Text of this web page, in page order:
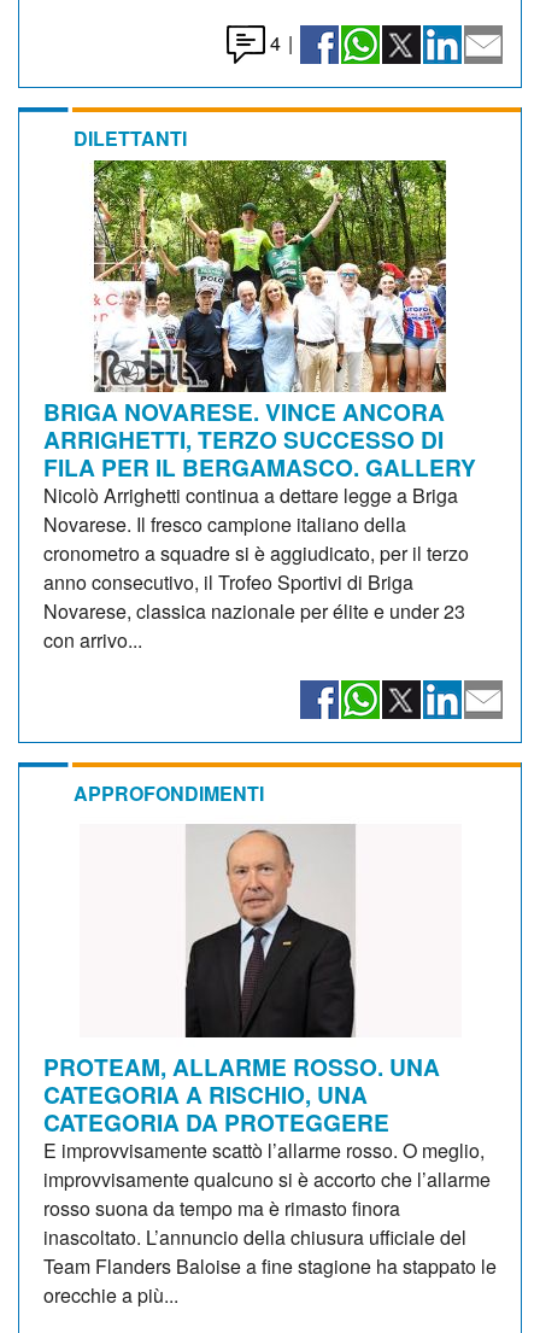
4 |
DILETTANTI
BRIGA NOVARESE. VINCE ANCORA
ARRIGHETTI, TERZO SUCCESSO DI
FILA PER IL BERGAMASCO. GALLERY
Nicolò Arrighetti continua a dettare legge a Briga
Novarese. Il fresco campione italiano della
cronometro a squadre si è aggiudicato, per il terzo
anno consecutivo, il Trofeo Sportivi di Briga
Novarese, classica nazionale per élite e under 23
con arrivo...
APPROFONDIMENTI
PROTEAM, ALLARME ROSSO. UNA
CATEGORIA A RISCHIO, UNA
CATEGORIA DA PROTEGGERE
E improvvisamente scattò l’allarme rosso. O meglio,
improvvisamente qualcuno si è accorto che l’allarme
rosso suona da tempo ma è rimasto finora
inascoltato. L’annuncio della chiusura ufficiale del
Team Flanders Baloise a fine stagione ha stappato le
orecchie a più...